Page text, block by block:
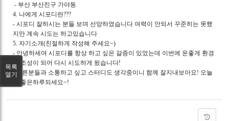
- 부산 부산진구 가야동
4. 나에게 시포디란???
- 시포디 잘하시는 분들 보며 선망하였습니다 여력이 안되서 꾸준히는 못했
지만 계속 시도는 하고있습니다
5. 자기소개(친절하게 작성해 주세요~)
- 안녕하세여 시포디를 항상 하고 싶은 갈증이 있었는데 이번에 운좋게 환경
이 조성이 되어 다시 시도하게 됬습니다!
다른분들과 소통하고 싶고 스터디도 생각중이니 함께 잘지내보아요! 오늘
도 좋은하루되세요~!
목록
열기